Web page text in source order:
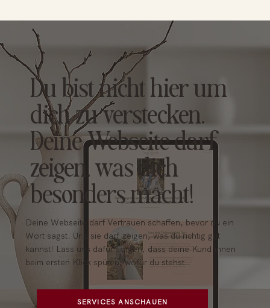
Du bist nicht hier um
dich zu verstecken.
Deine Webseite darf
zeigen, was dich
besonders macht!
Deine Webseite darf Vertrauen schaffen, bevor du ein
Wort sagst. Und sie darf zeigen, was du richtig gut
kannst! Lass uns dafür sorgen, dass deine Kund:innen
beim ersten Klick spüren, wofür du stehst.
SERVICES ANSCHAUEN